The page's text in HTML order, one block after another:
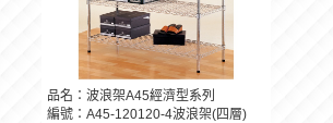
品名：波浪架A45經濟型系列
編號：A45-120120-4波浪架(四層)